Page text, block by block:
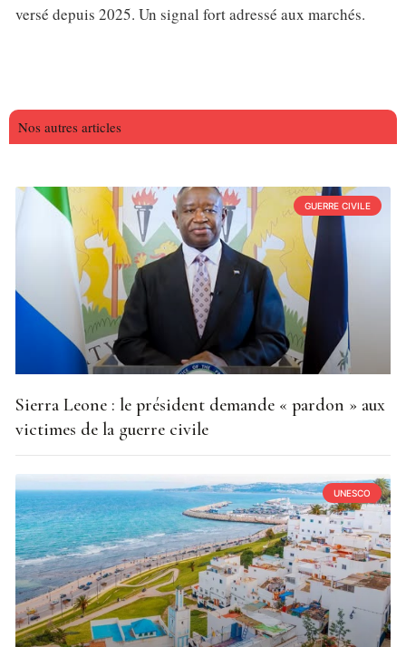
versé depuis 2025. Un signal fort adressé aux marchés.
Nos autres articles
GUERRE CIVILE
Sierra Leone : le président demande « pardon » aux
victimes de la guerre civile
UNESCO